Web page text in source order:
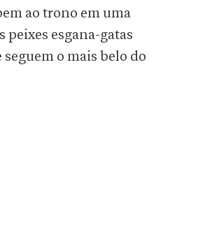
ao trono em uma
peixes esgana-gatas
o mais belo do